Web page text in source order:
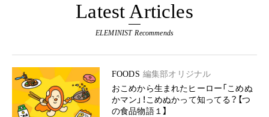
Latest Articles
ELEMINIST Recommends
FOODS 編集部オリジナル
おこめから生まれたヒーロー「こめぬ
かマン」！こめぬかって知ってる？【つ
の食品物語１】